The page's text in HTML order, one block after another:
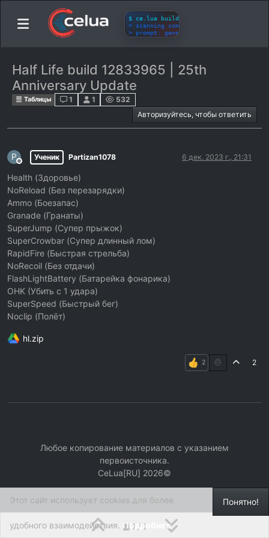
Half Life build 12833965 | 25th
Anniversary Update
Таблицы 1 1
532
Авторизуйтесь, чтобы ответить
P
Не в сети
Ученик Partizan1078 6 дек. 2023 г., 21:31
Health (Здоровье)
NoReload (Без перезарядки)
Ammo (Боезапас)
Granade (Гранаты)
SuperJump (Супер прыжок)
SuperCrowbar (Супер длинный лом)
RapidFire (Быстрая стрельба)
NoRecoil (Без отдачи)
FlashLightBattery (Батарейка фонарика)
OHK (Убить с 1 удара)
SuperSpeed (Быстрый бег)
Noclip (Полёт)
hl.zip
2
1 / 1
Любое копирование материалов с указанием
первоисточника.
СeLua[RU] 2026©
Понятно!
Этот сайт использует cookies для более
удобного взаимодействия. Подробнее